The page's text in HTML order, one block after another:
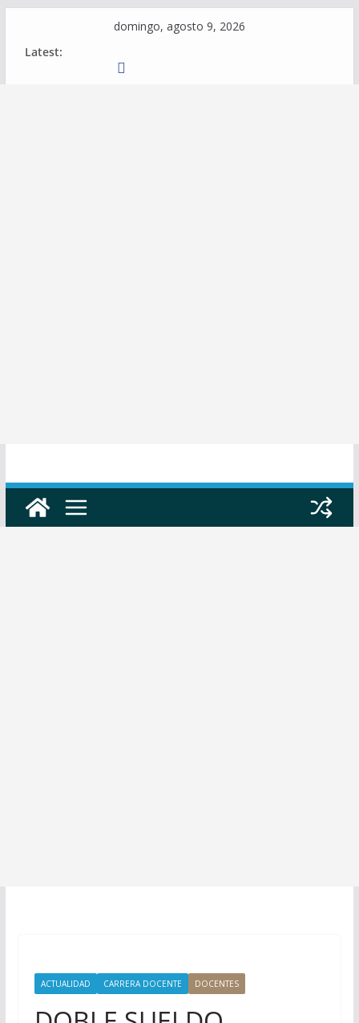
domingo, agosto 9, 2026
Latest:
ACTUALIDAD CARRERA DOCENTE DOCENTES